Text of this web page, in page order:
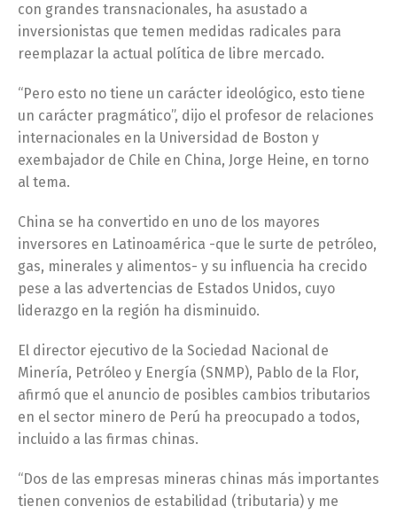
con grandes transnacionales, ha asustado a
inversionistas que temen medidas radicales para
reemplazar la actual política de libre mercado.
“Pero esto no tiene un carácter ideológico, esto tiene
un carácter pragmático”, dijo el profesor de relaciones
internacionales en la Universidad de Boston y
exembajador de Chile en China, Jorge Heine, en torno
al tema.
China se ha convertido en uno de los mayores
inversores en Latinoamérica -que le surte de petróleo,
gas, minerales y alimentos- y su influencia ha crecido
pese a las advertencias de Estados Unidos, cuyo
liderazgo en la región ha disminuido.
El director ejecutivo de la Sociedad Nacional de
Minería, Petróleo y Energía (SNMP), Pablo de la Flor,
afirmó que el anuncio de posibles cambios tributarios
en el sector minero de Perú ha preocupado a todos,
incluido a las firmas chinas.
“Dos de las empresas mineras chinas más importantes
tienen convenios de estabilidad (tributaria) y me